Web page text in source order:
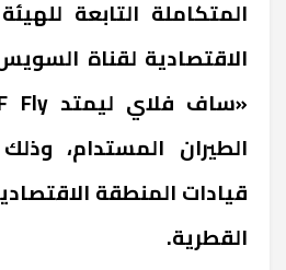
المتكاملة التابعة
الاقتصادية لقناة
الطيران المستدام،
قيادات المنطقة
القطرية.